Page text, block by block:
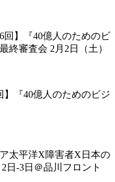
】『40億人のためのビジ